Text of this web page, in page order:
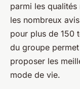
parmi les qualités
les nombreux
pour plus de 150
du groupe
proposer les
mode de vie.